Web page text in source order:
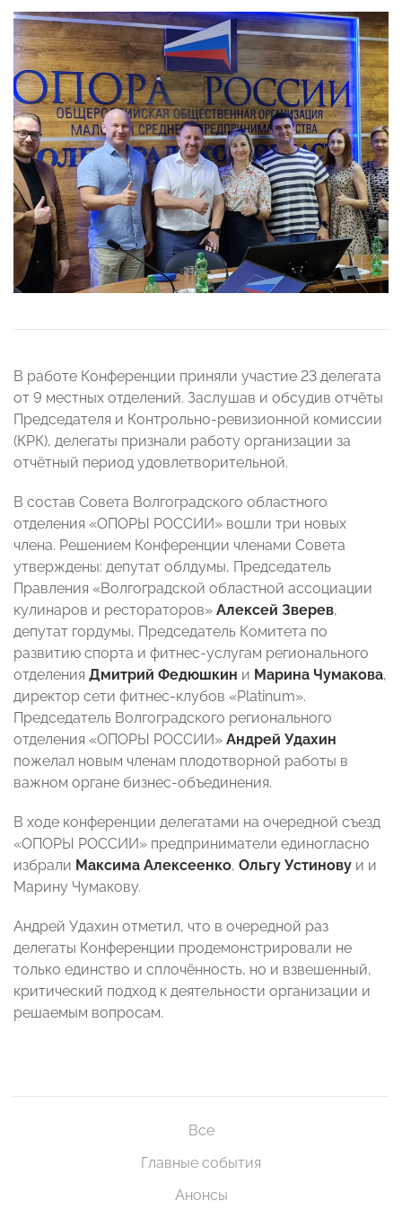
В работе Конференции приняли участие 23 делегата
от 9 местных отделений. Заслушав и обсудив отчёты
Председателя и Контрольно-ревизионной комиссии
(КРК), делегаты признали работу организации за
отчётный период удовлетворительной.
В состав Совета Волгоградского областного
отделения «ОПОРЫ РОССИИ» вошли три новых
члена. Решением Конференции членами Совета
утверждены: депутат облдумы, Председатель
Правления «Волгоградской областной ассоциации
кулинаров и рестораторов» Алексей Зверев,
депутат гордумы, Председатель Комитета по
развитию спорта и фитнес-услугам регионального
отделения Дмитрий Федюшкин и Марина Чумакова,
директор сети фитнес-клубов «Platinum».
Председатель Волгоградского регионального
отделения «ОПОРЫ РОССИИ» Андрей Удахин
пожелал новым членам плодотворной работы в
важном органе бизнес-объединения.
В ходе конференции делегатами на очередной съезд
«ОПОРЫ РОССИИ» предприниматели единогласно
избрали Максима Алексеенко, Ольгу Устинову и и
Марину Чумакову.
Андрей Удахин отметил, что в очередной раз
делегаты Конференции продемонстрировали не
только единство и сплочённость, но и взвешенный,
критический подход к деятельности организации и
решаемым вопросам.
Все
Главные события
Анонсы